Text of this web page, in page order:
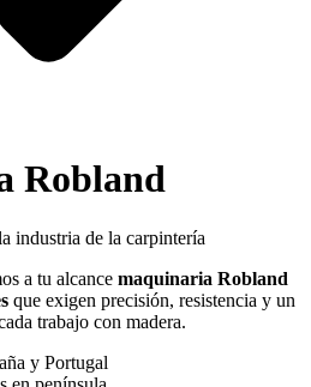
Robland
industria de la carpintería
a tu alcance maquinaria Robland
que exigen precisión, resistencia y un
trabajo con madera.
y Portugal